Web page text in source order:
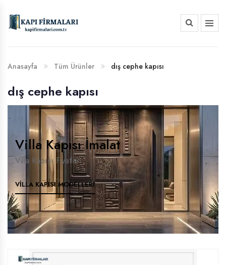
BANKA HESAP NUMARALARIMIZ
Anasayfa Tüm Ürünler dış cephe kapısı
dış cephe kapısı
Villa Kapısı İmalat
Villa Kapısı Fiyatları
VILLA KAPISI MODELLERI